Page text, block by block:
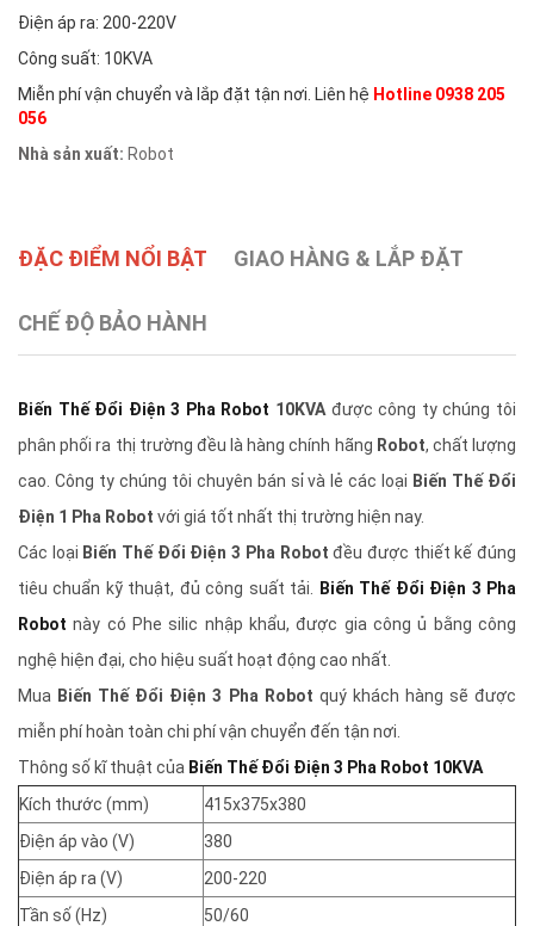
Điện áp ra: 200-220V
Công suất: 10KVA
Miễn phí vận chuyển và lắp đặt tận nơi. Liên hệ Hotline 0938 205
056
Nhà sản xuất: Robot
ĐẶC ĐIỂM NỔI BẬT GIAO HÀNG & LẮP ĐẶT
CHẾ ĐỘ BẢO HÀNH
Biến Thế Đổi Điện 3 Pha Robot 10KVA được công ty chúng tôi
phân phối ra thị trường đều là hàng chính hãng Robot, chất lượng
cao. Công ty chúng tôi chuyên bán sỉ và lẻ các loại Biến Thế Đổi
Điện 1 Pha Robot với giá tốt nhất thị trường hiện nay.
Các loại Biến Thế Đổi Điện 3 Pha Robotđều được thiết kế đúng
tiêu chuẩn kỹ thuật, đủ công suất tải.
Biến Thế Đổi Điện 3 Pha
Robot này có Phe silic nhập khẩu, được gia công ủ bằng công
nghệ hiện đại, cho hiệu suất hoạt động cao nhất.
Mua Biến Thế Đổi Điện 3 Pha Robot quý khách hàng sẽ được
miễn phí hoàn toàn chi phí vận chuyển đến tận nơi.
Thông số kĩ thuật của Biến Thế Đổi Điện 3 Pha Robot 10KVA
Kích thước (mm)
415x375x380
Điện áp vào (V)
380
Điện áp ra (V)
200-220
Tần số (Hz)
50/60